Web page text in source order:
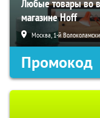
Любые товары во
магазине Hoff
Москва, 1-й
Промокод